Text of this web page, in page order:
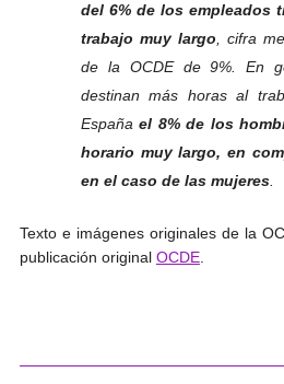
del 6% de los empleados
trabajo muy largo , cifra
de la OCDE de 9%. En
destinan más horas al
Españael 8% de los
horario muy largo, en
en el caso de las mujeres.
Texto e imágenes originales de la
publicación original OCDE.